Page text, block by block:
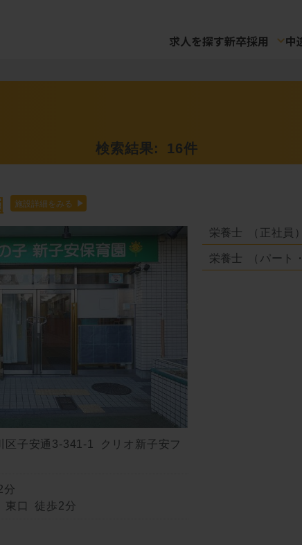
求人を探す新卒採用 中
検索結果: 16件
区子安通3-341-1 クリオ新子安フ
分
東口 徒歩2分
栄養士 （正社員
栄養士 （パート